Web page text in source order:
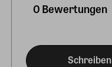
0 Bewertungen